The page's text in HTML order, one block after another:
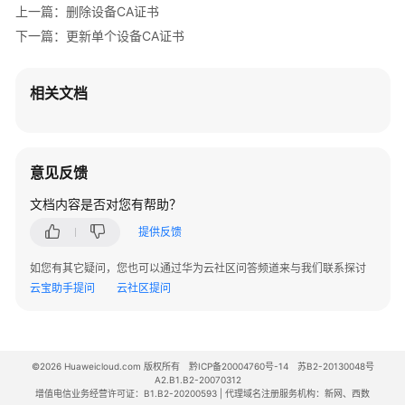
常
题
下
用
参
品
术
上一篇：删除设备CA证书
下一篇：更新单个设备CA证书
相关文档
意见反馈
文档内容是否对您有帮助？
提供反馈
如您有其它疑问，您也可以通过华为云社区问答频道来与我们联系探讨
云宝助手提问
云社区提问
©2026 Huaweicloud.com 版权所有 黔ICP备20004760号-14
苏B2-20130048号
A2.B1.B2-20070312
增值电信业务经营许可证：B1.B2-20200593 | 代理域名注册服务机构：新网、西数